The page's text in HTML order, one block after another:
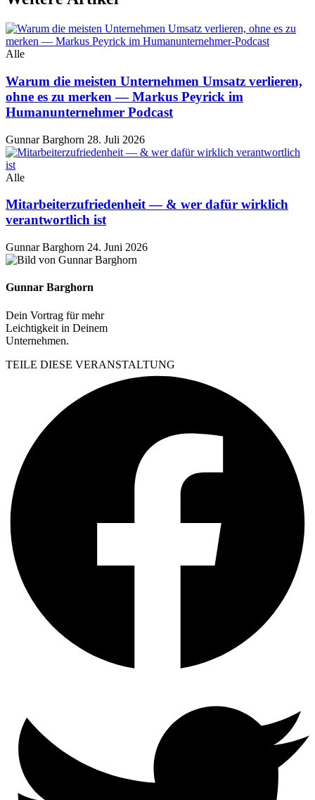
Alle
Warum die meisten Unternehmen Umsatz verlieren,
ohne es zu merken — Markus Peyrick im
Humanunternehmer Podcast
Gunnar Barghorn 28. Juli 2026
Alle
Mitarbeiterzufriedenheit — & wer dafür wirklich
verantwortlich ist
Gunnar Barghorn 24. Juni 2026
Gunnar Barghorn
Dein Vortrag für mehr
Leichtigkeit in Deinem
Unternehmen.
TEILE DIESE VERANSTALTUNG